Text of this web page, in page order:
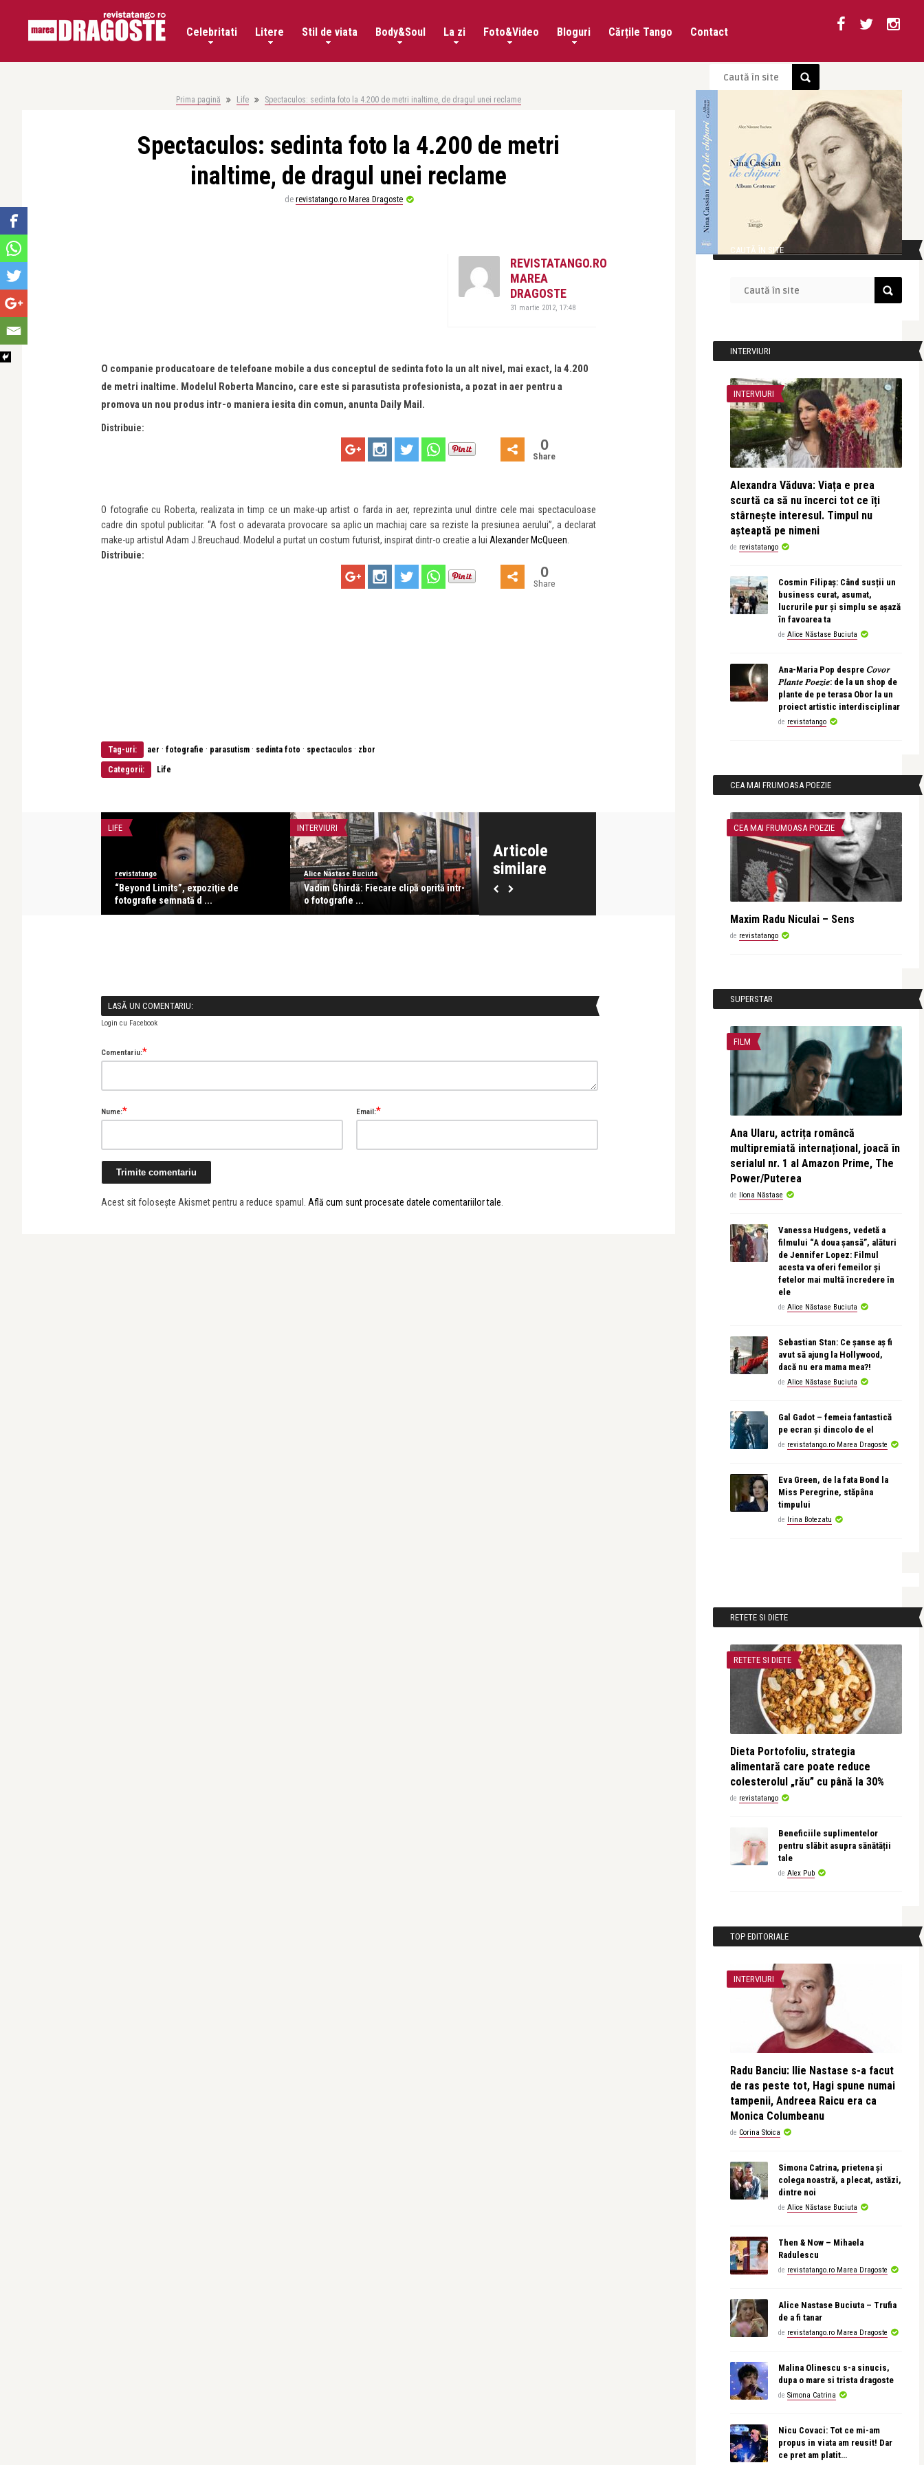
Celebritati Litere Stil de viata Body&Soul La zi Foto&Video Bloguri Cărțile Tango Contact
Prima pagină Life Spectaculos: sedinta foto la 4.200 de metri inaltime, de dragul unei reclame
Spectaculos: sedinta foto la 4.200 de metri
inaltime, de dragul unei reclame
de revistatango.ro Marea Dragoste
REVISTATANGO.RO
MAREA
DRAGOSTE
31 martie 2012, 17:48
O companie producatoare de telefoane mobile a dus conceptul de sedinta foto la un alt nivel, mai exact, la 4.200
de metri inaltime. Modelul Roberta Mancino, care este si parasutista profesionista, a pozat in aer pentru a
promova un nou produs intr-o maniera iesita din comun, anunta Daily Mail.
Distribuie:
0
Share
O fotografie cu Roberta, realizata in timp ce un make-up artist o farda in aer, reprezinta unul dintre cele mai spectaculoase
cadre din spotul publicitar. “A fost o adevarata provocare sa aplic un machiaj care sa reziste la presiunea aerului”, a declarat
make-up artistul Adam J.Breuchaud. Modelul a purtat un costum futurist, inspirat dintr-o creatie a lui Alexander McQueen
Distribuie:
0
Share
Tag-uri: aer · fotografie · parasutism · sedinta foto · spectaculos · zbor
Categorii: Life
Articole
similare
LIFE
revistatango
“Beyond Limits”, expoziţie de
fotografie semnată d ...
INTERVIURI
Alice Năstase Buciuta
Vadim Ghirdă: Fiecare clipă oprită într-
o fotografie ...
Alice Năstase Buciuta
Constantin Duma: Știam că aceste
Annie Leibovitz va prelua curând rolul
de Artist in Res ...
LIFE
revistatango
Photo
Ediția a 11-a
LASĂ UN COMENTARIU:
Login cu Facebook
Comentariu:*
Nume:* Email:*
Acest sit folosește Akismet pentru a reduce spamul. Află cum sunt procesate datele comentariilor tale.
CAUTĂ ÎN SITE
INTERVIURI
INTERVIURI
Alexandra Văduva: Viața e prea
scurtă ca să nu încerci tot ce îți
stârnește interesul. Timpul nu
așteaptă pe nimeni
de revistatango
Cosmin Filipaș: Când susții un
business curat, asumat,
lucrurile pur și simplu se așază
în favoarea ta
de Alice Năstase Buciuta
Ana-Maria Pop despre 𝐶𝑜𝑣𝑜𝑟
𝑃𝑙𝑎𝑛𝑡𝑒 𝑃𝑜𝑒𝑧𝑖𝑒: de la un shop de
plante de pe terasa Obor la un
proiect artistic interdisciplinar
de revistatango
CEA MAI FRUMOASA POEZIE
CEA MAI FRUMOASA POEZIE
Maxim Radu Niculai – Sens
de revistatango
SUPERSTAR
FILM
Ana Ularu, actrița româncă
multipremiată internațional, joacă în
serialul nr. 1 al Amazon Prime, The
Power/Puterea
de Ilona Năstase
Vanessa Hudgens, vedetă a
filmului “A doua șansă”, alături
de Jennifer Lopez: Filmul
acesta va oferi femeilor și
fetelor mai multă încredere în
ele
de Alice Năstase Buciuta
Sebastian Stan: Ce șanse aș fi
avut să ajung la Hollywood,
dacă nu era mama mea?!
de Alice Năstase Buciuta
Gal Gadot – femeia fantastică
pe ecran și dincolo de el
de revistatango.ro Marea Dragoste
Eva Green, de la fata Bond la
Miss Peregrine, stăpâna
timpului
de Irina Botezatu
RETETE SI DIETE
RETETE SI DIETE
Dieta Portofoliu, strategia
alimentară care poate reduce
colesterolul „rău” cu până la 30%
de revistatango
Beneficiile suplimentelor
pentru slăbit asupra sănătății
tale
de Alex Pub
TOP EDITORIALE
INTERVIURI
Radu Banciu: Ilie Nastase s-a facut
de ras peste tot, Hagi spune numai
tampenii, Andreea Raicu era ca
Monica Columbeanu
de Corina Stoica
Simona Catrina, prietena și
colega noastră, a plecat, astăzi,
dintre noi
de Alice Năstase Buciuta
Then & Now – Mihaela
Radulescu
de revistatango.ro Marea Dragoste
Alice Nastase Buciuta – Trufia
de a fi tanar
de revistatango.ro Marea Dragoste
Malina Olinescu s-a sinucis,
dupa o mare si trista dragoste
de Simona Catrina
Nicu Covaci: Tot ce mi-am
propus in viata am reusit! Dar
ce pret am platit…